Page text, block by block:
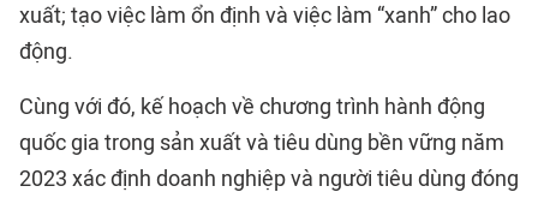
xuất; tạo việc làm ổn định và việc làm “xanh” cho lao
động.
Cùng với đó, kế hoạch về chương trình hành động
quốc gia trong sản xuất và tiêu dùng bền vững năm
2023 xác định doanh nghiệp và người tiêu dùng đóng